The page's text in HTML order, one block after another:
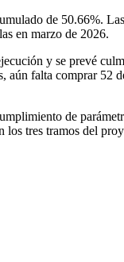
de 50.66%.
en marzo de 2026.
y se prevé
falta comprar
de
tres tramos del